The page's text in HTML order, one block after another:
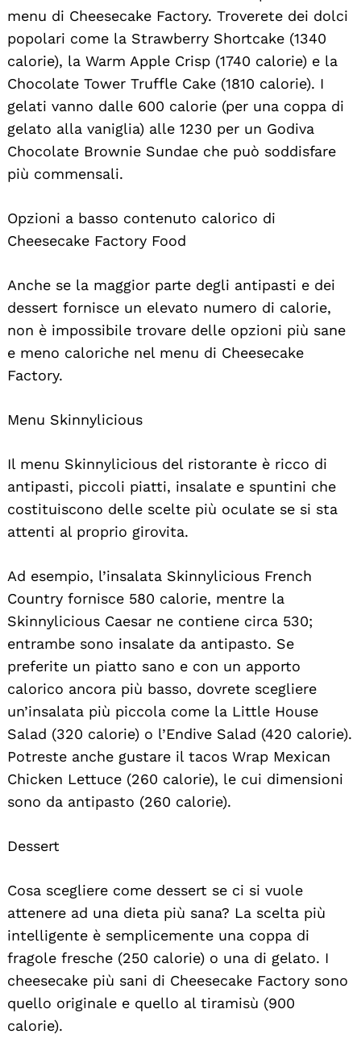
menu di Cheesecake Factory. Troverete dei dolci
popolari come la Strawberry Shortcake (1340
calorie), la Warm Apple Crisp (1740 calorie) e la
Chocolate Tower Truffle Cake (1810 calorie). I
gelati vanno dalle 600 calorie (per una coppa di
gelato alla vaniglia) alle 1230 per un Godiva
Chocolate Brownie Sundae che può soddisfare
più commensali.
Opzioni a basso contenuto calorico di
Cheesecake Factory Food
Anche se la maggior parte degli antipasti e dei
dessert fornisce un elevato numero di calorie,
non è impossibile trovare delle opzioni più sane
e meno caloriche nel menu di Cheesecake
Factory.
Menu Skinnylicious
Il menu Skinnylicious del ristorante è ricco di
antipasti, piccoli piatti, insalate e spuntini che
costituiscono delle scelte più oculate se si sta
attenti al proprio girovita.
Ad esempio, l’insalata Skinnylicious French
Country fornisce 580 calorie, mentre la
Skinnylicious Caesar ne contiene circa 530;
entrambe sono insalate da antipasto. Se
preferite un piatto sano e con un apporto
calorico ancora più basso, dovrete scegliere
un’insalata più piccola come la Little House
Salad (320 calorie) o l’Endive Salad (420 calorie).
Potreste anche gustare il tacos Wrap Mexican
Chicken Lettuce (260 calorie), le cui dimensioni
sono da antipasto (260 calorie).
Dessert
Cosa scegliere come dessert se ci si vuole
attenere ad una dieta più sana? La scelta più
intelligente è semplicemente una coppa di
fragole fresche (250 calorie) o una di gelato. I
cheesecake più sani di Cheesecake Factory sono
quello originale e quello al tiramisù (900
calorie).
Search